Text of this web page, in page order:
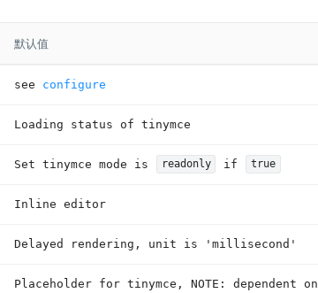
默认值
see configure
Loading status of tinymce
Set tinymce mode is readonly if true
Inline editor
Delayed rendering, unit is 'millisecond'
Placeholder for tinymce, NOTE:
dependent on